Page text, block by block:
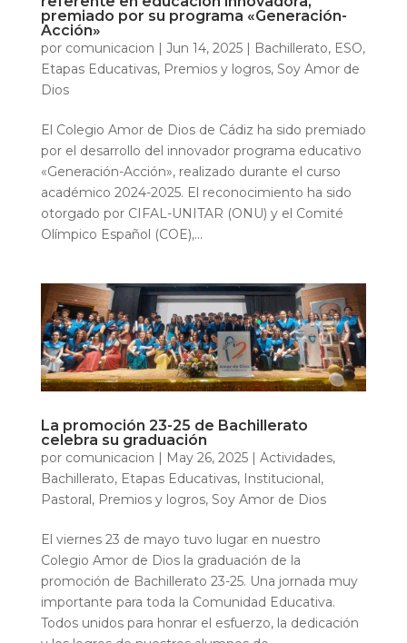
premiado por su programa «Generación-
Acción»
por comunicacion | Jun 14, 2025| Bachillerato, ESO,
Etapas Educativas, Premios y logros, Soy Amor de
Dios
El Colegio Amor de Dios de Cádiz ha sido premiado
por el desarrollo del innovador programa educativo
«Generación-Acción», realizado durante el curso
académico 2024-2025. El reconocimiento ha sido
otorgado por CIFAL-UNITAR (ONU) y el Comité
Olímpico Español (COE),...
La promoción 23-25 de Bachillerato
celebra su graduación
por comunicacion May 26, 2025| Actividades,
Bachillerato, Etapas Educativas, Institucional ,
Pastoral , Premios y logros, Soy Amor de Dios
El viernes 23 de mayo tuvo lugar en nuestro
Colegio Amor de Dios la graduación de la
promoción de Bachillerato 23-25. Una jornada muy
importante para toda la Comunidad Educativa.
Todos unidos para honrar el esfuerzo, la dedicación